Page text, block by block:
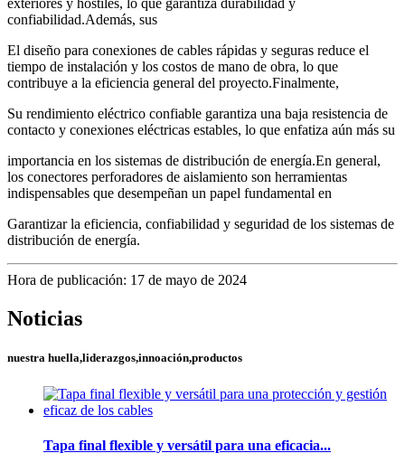
exteriores y hostiles, lo que garantiza durabilidad y
confiabilidad.Además, sus
El diseño para conexiones de cables rápidas y seguras reduce el
tiempo de instalación y los costos de mano de obra, lo que
contribuye a la eficiencia general del proyecto.Finalmente,
Su rendimiento eléctrico confiable garantiza una baja resistencia de
contacto y conexiones eléctricas estables, lo que enfatiza aún más su
importancia en los sistemas de distribución de energía.En general,
los conectores perforadores de aislamiento son herramientas
indispensables que desempeñan un papel fundamental en
Garantizar la eficiencia, confiabilidad y seguridad de los sistemas de
distribución de energía.
Hora de publicación: 17 de mayo de 2024
Noticias
nuestra huella,liderazgos,innoación,productos
Tapa final flexible y versátil para una eficacia...